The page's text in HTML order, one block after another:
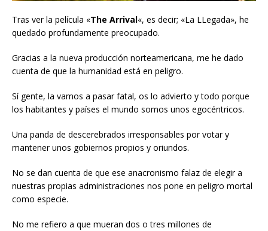
Tras ver la película «The Arrival«, es decir; «La LLegada», he
quedado profundamente preocupado.
Gracias a la nueva producción norteamericana, me he dado
cuenta de que la humanidad está en peligro.
Sí gente, la vamos a pasar fatal, os lo advierto y todo porque
los habitantes y países el mundo somos unos egocéntricos.
Una panda de descerebrados irresponsables por votar y
mantener unos gobiernos propios y oriundos.
No se dan cuenta de que ese anacronismo falaz de elegir a
nuestras propias administraciones nos pone en peligro mortal
como especie.
No me refiero a que mueran dos o tres millones de